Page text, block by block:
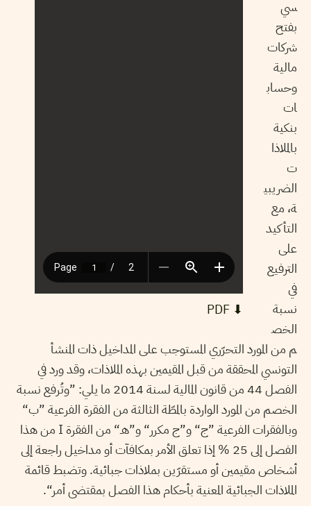
⬇︎ PDF
سي
بفتح
شركات
مالية
وحساب
ات
بنكية
بالملاذا
ت
الضريبي
ة، مع
التأكيد
على
الترفيع
في
نسبة
الخص
م من المورد التحرّري المستوجب على المداخيل ذات المنشأ
التونسي المحققة من قبل المقيمين بهذه الملاذات، وقد ورد في
الفصل 44 من قانون المالية لسنة 2014 ما يلي: ”وتُرفع نسبة
الخصم من المورد الواردة بالمطّة الثالثة من الفقرة الفرعية ”ب“
وبالفقرات الفرعية ”ج“ و”ج مكرر“ و”هـ“ من الفقرة I من هذا
الفصل إلى 25 % إذا تعلق الأمر بمكافآت أو مداخيل راجعة إلى
أشخاص مقيمين أو مستقرّين بملاذات جبائية. وتضبط قائمة
الملاذات الجبائية المعنية بأحكام هذا الفصل بمقتضى أمر“.